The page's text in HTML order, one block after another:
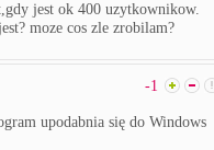
jest ok 400 uzytkownikow.
moze cos zle zrobilam?
-1
upodabnia się do Windows